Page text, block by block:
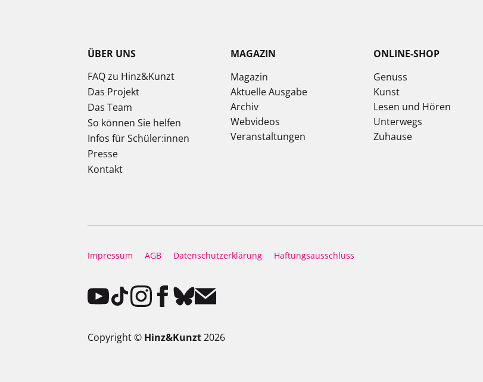
ÜBER UNS
FAQ zu Hinz&Kunzt
Das Projekt
Das Team
So können Sie helfen
Infos für Schüler:innen
Presse
Kontakt
MAGAZIN
Magazin
Aktuelle Ausgabe
Archiv
Webvideos
Veranstaltungen
ONLINE-SHOP
Genuss
Kunst
Lesen und Hören
Unterwegs
Zuhause
Impressum AGB Datenschutzerklärung Haftungsausschluss
Copyright © Hinz&Kunzt2026